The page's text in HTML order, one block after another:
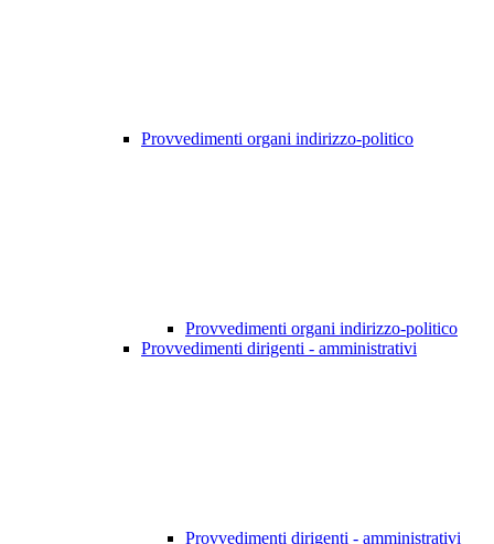
Provvedimenti organi indirizzo-politico
Provvedimenti organi indirizzo-politico
Provvedimenti dirigenti - amministrativi
Provvedimenti dirigenti - amministrativi